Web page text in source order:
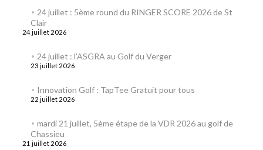
24 juillet : 5ème round du RINGER SCORE 2026 de St
Clair
24 juillet 2026
24 juillet : l’ASGRA au Golf du Verger
23 juillet 2026
Innovation Golf : TapTee Gratuit pour tous
22 juillet 2026
mardi 21 juillet, 5ème étape de la VDR 2026 au golf de
Chassieu
21 juillet 2026